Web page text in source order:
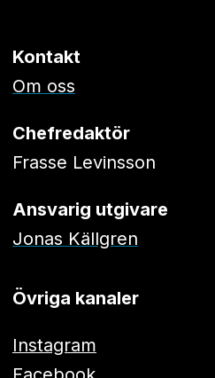
Kontakt
Om oss
Chefredaktör
Frasse Levinsson
Ansvarig utgivare
Jonas Källgren
Övriga kanaler
Instagram